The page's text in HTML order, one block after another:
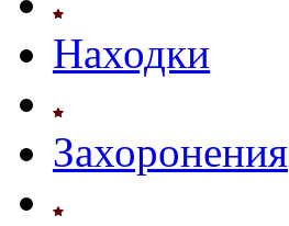
Находки
Захоронения